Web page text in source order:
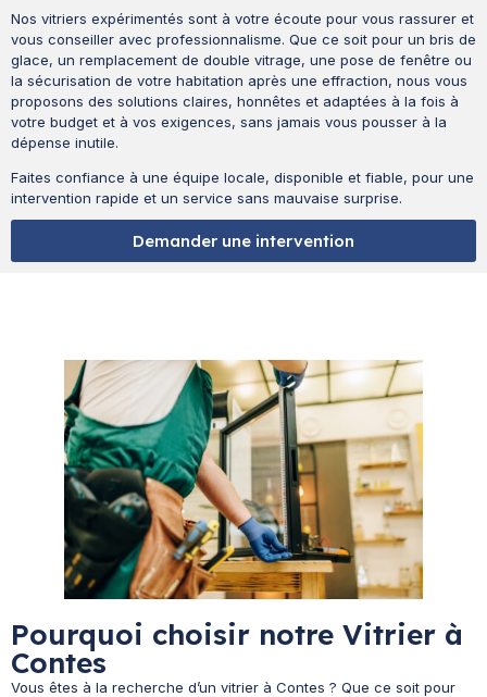
Nos vitriers expérimentés sont à votre écoute pour vous rassurer et
vous conseiller avec professionnalisme. Que ce soit pour un bris de
glace, un remplacement de double vitrage, une pose de fenêtre ou
la sécurisation de votre habitation après une effraction, nous vous
proposons des solutions claires, honnêtes et adaptées à la fois à
votre budget et à vos exigences, sans jamais vous pousser à la
dépense inutile.
Faites confiance à une équipe locale, disponible et fiable, pour une
intervention rapide et un service sans mauvaise surprise.
Demander une intervention
Pourquoi choisir notre Vitrier à
Contes
Vous êtes à la recherche d’un vitrier à Contes ? Que ce soit pour